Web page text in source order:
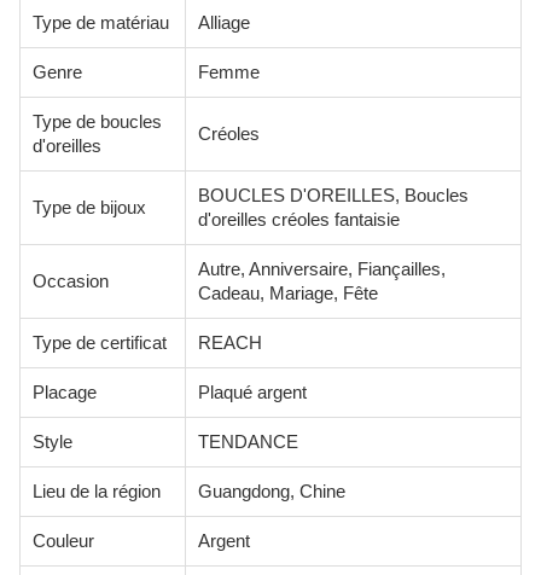
Type de matériau Alliage
Genre Femme
Type de boucles
d'oreilles
Créoles
Type de bijoux
BOUCLES D'OREILLES, Boucles
d'oreilles créoles fantaisie
Occasion
Autre, Anniversaire, Fiançailles,
Cadeau, Mariage, Fête
Type de certificat REACH
Placage Plaqué argent
Style TENDANCE
Lieu de la région Guangdong, Chine
Couleur Argent